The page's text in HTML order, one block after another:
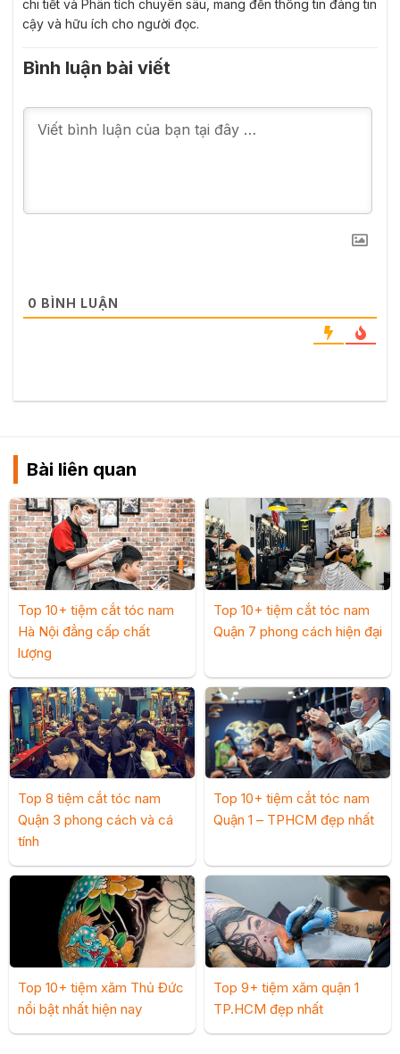
chi tiết và Phân tích chuyên sâu, mang đến thông tin đáng tin
cậy và hữu ích cho người đọc.
Bình luận bài viết
0 BÌNH LUẬN
Bài liên quan
Top 10+ tiệm cắt tóc nam
Hà Nội đẳng cấp chất
lượng
Top 10+ tiệm cắt tóc nam
Quận 7 phong cách hiện đại
Top 8 tiệm cắt tóc nam
Quận 3 phong cách và cá
tính
Top 10+ tiệm cắt tóc nam
Quận 1 – TPHCM đẹp nhất
Top 10+ tiệm xăm Thủ Đức
nổi bật nhất hiện nay
Top 9+ tiệm xăm quận 1
TP.HCM đẹp nhất